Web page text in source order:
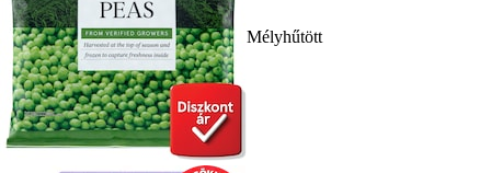
Mélyhűtött